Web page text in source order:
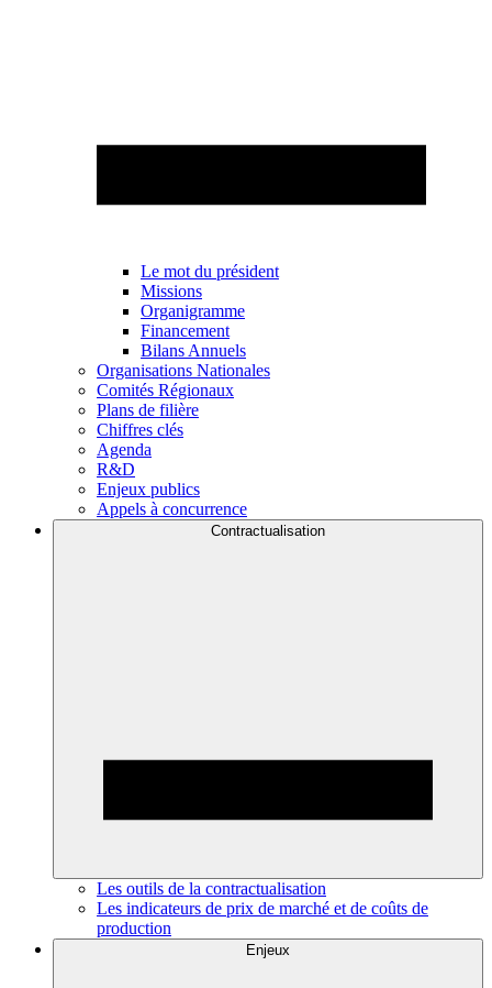
Le mot du président
Missions
Organigramme
Financement
Bilans Annuels
Organisations Nationales
Comités Régionaux
Plans de filière
Chiffres clés
Agenda
R&D
Enjeux publics
Appels à concurrence
Contractualisation
Les outils de la contractualisation
Les indicateurs de prix de marché et de coûts de
production
Enjeux